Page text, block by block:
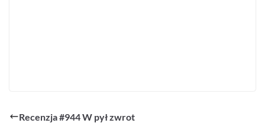
Recenzja #944 W pył zwrot